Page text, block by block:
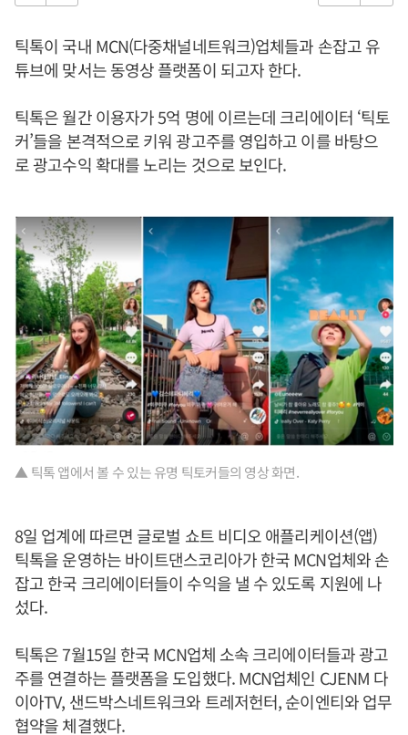
틱톡이 국내 MCN(다중채널네트워크)업체들과 손잡고 유
튜브에 맞서는 동영상 플랫폼이 되고자 한다.
틱톡은 월간 이용자가 5억 명에 이르는데 크리에이터 ‘틱토
커’들을 본격적으로 키워 광고주를 영입하고 이를 바탕으
로 광고수익 확대를 노리는 것으로 보인다.
▲ 틱톡 앱에서 볼 수 있는 유명 틱토커들의 영상 화면.
8일 업계에 따르면 글로벌 쇼트 비디오 애플리케이션(앱)
틱톡을 운영하는 바이트댄스코리아가 한국 MCN업체와 손
잡고 한국 크리에이터들이 수익을 낼 수 있도록 지원에 나
섰다.
틱톡은 7월15일 한국 MCN업체 소속 크리에이터들과 광고
주를 연결하는 플랫폼을 도입했다. MCN업체인 CJENM 다
이아TV, 샌드박스네트워크와 트레저헌터, 순이엔티와 업무
협약을 체결했다.